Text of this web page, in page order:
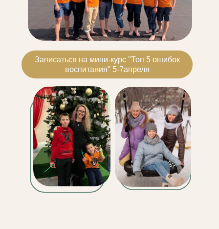
Записаться на мини-курс "Топ 5 ошибок
воспитания" 5-7апреля